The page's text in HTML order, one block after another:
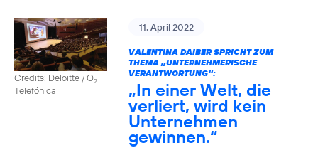
Credits: Deloitte / O2
Telefónica
11. April 2022
VALENTINA DAIBER SPRICHT ZUM
THEMA „UNTERNEHMERISCHE
VERANTWORTUNG“:
„In einer Welt, die
verliert, wird kein
Unternehmen
gewinnen.“